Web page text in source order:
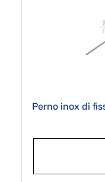
Perno inox di